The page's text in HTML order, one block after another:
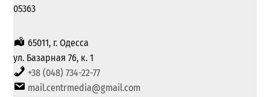
05363
65011, г. Одесса
ул. Базарная 76, к. 1
+38 (048) 734-22-77
mail.centrmedia@gmail.com